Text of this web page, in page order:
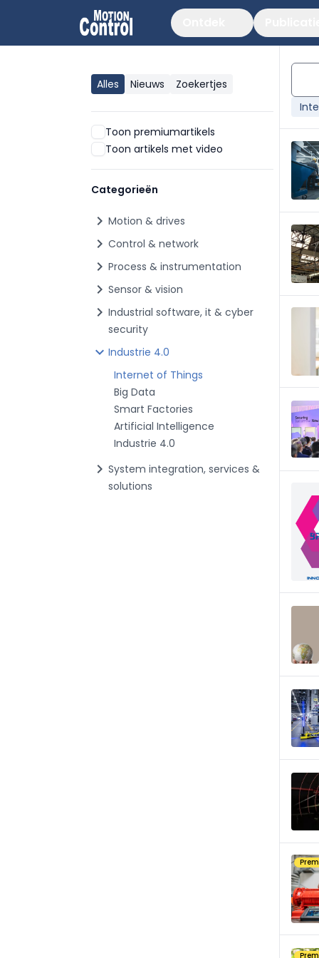
Alles Nieuws Zoekertjes
Toon premiumartikels
Toon artikels met video
Categorieën
chevron_right Motion & drives
chevron_right Control & network
chevron_right Process & instrumentation
chevron_right Sensor & vision
chevron_right Industrial software, it & cyber
security
chevron_right Industrie 4.0
Internet of Things
Big Data
Smart Factories
Artificial Intelligence
Industrie 4.0
chevron_right System integration, services &
solutions